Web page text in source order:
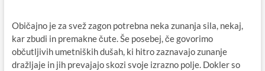
Običajno je za svež zagon potrebna neka zunanja sila, nekaj,
kar zbudi in premakne čute. Še posebej, če govorimo
občutljivih umetniških dušah, ki hitro zaznavajo zunanje
dražljaje in jih prevajajo skozi svoje izrazno polje. Dokler so